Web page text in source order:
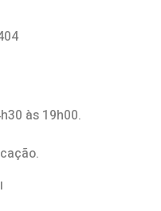
às 19h00.